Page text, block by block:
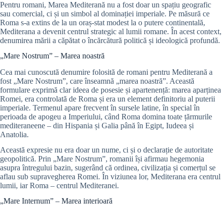
Pentru romani, Marea Mediterană nu a fost doar un spațiu geografic
sau comercial, ci și un simbol al dominației imperiale. Pe măsură ce
Roma s-a extins de la un oraș-stat modest la o putere continentală,
Mediterana a devenit centrul strategic al lumii romane. În acest context,
denumirea mării a căpătat o încărcătură politică și ideologică profundă.
„Mare Nostrum” – Marea noastră
Cea mai cunoscută denumire folosită de romani pentru Mediterană a
fost „Mare Nostrum”, care înseamnă „marea noastră”. Această
formulare exprimă clar ideea de posesie și apartenență: marea aparținea
Romei, era controlată de Roma și era un element definitoriu al puterii
imperiale. Termenul apare frecvent în sursele latine, în special în
perioada de apogeu a Imperiului, când Roma domina toate țărmurile
mediteraneene – din Hispania și Galia până în Egipt, Iudeea și
Anatolia.
Această expresie nu era doar un nume, ci și o declarație de autoritate
geopolitică. Prin „Mare Nostrum”, romanii își afirmau hegemonia
asupra întregului bazin, sugerând că ordinea, civilizația și comerțul se
aflau sub supravegherea Romei. În viziunea lor, Mediterana era centrul
lumii, iar Roma – centrul Mediteranei.
„Mare Internum” – Marea interioară